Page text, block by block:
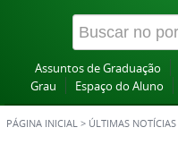
Assuntos de Graduação
Grau
Espaço do Aluno
PÁGINA INICIAL > ÚLTIMAS NOTÍCIAS